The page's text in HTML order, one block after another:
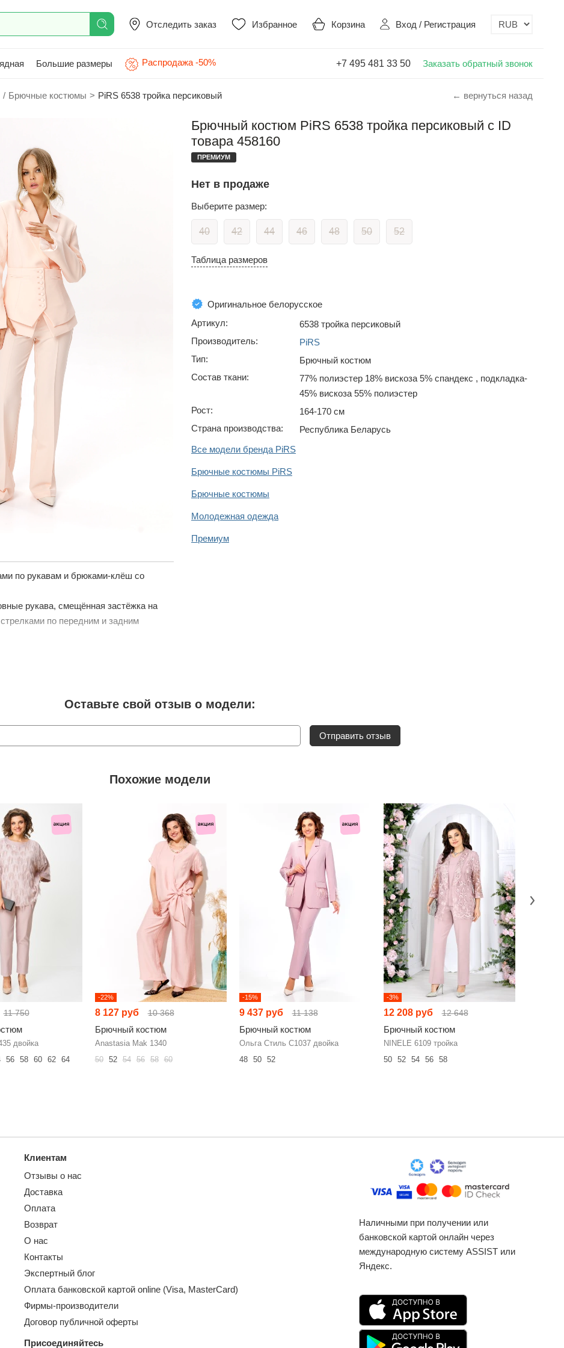
Отследить заказ Избранное Корзина Вход / Регистрация
Большие размеры Распродажа -50% +7 495 481 33 50 Заказать обратный звонок
/ Брючные костюмы > PiRS 6538 тройка персиковый ← вернуться назад
по рукавам и брюками-клёш со
рукава, смещённая застёжка на
по передним и задним
Брючный костюм PiRS 6538 тройка персиковый с ID
товара 458160
ПРЕМИУМ
Нет в продаже
Выберите размер:
40 42 44 46 48 50 52
Таблица размеров
Оригинальное белорусское
Артикул:
6538 тройка персиковый
Производитель:
PiRS
Тип:
Брючный костюм
Состав ткани:
77% полиэстер 18% вискоза 5% спандекс , подкладка-
45% вискоза 55% полиэстер
Рост:
164-170 см
Страна производства:
Республика Беларусь
Все модели бренда PiRS
Брючные костюмы PiRS
Брючные костюмы
Молодежная одежда
Премиум
Оставьте свой отзыв о модели:
Отправить отзыв
Похожие модели
11 750
двойка
56 58 60 62 64
-22%
8 127 руб 10 368
Брючный костюм
Anastasia Mak 1340
50
52 54 56 58 60
-15%
9 437 руб 11 138
Брючный костюм
Ольга Стиль С1037 двойка
48
50 52
-3%
12 208 руб 12 648
Брючный костюм
NINELE 6109 тройка
50
52 54 56 58
Клиентам
Отзывы о нас
Доставка
Оплата
Возврат
О нас
Контакты
Экспертный блог
Оплата банковской картой online (Visa, MasterCard)
Фирмы-производители
Договор публичной оферты
Присоединяйтесь
Наличными при получении или
банковской картой онлайн через
международную систему ASSIST или
Яндекс.